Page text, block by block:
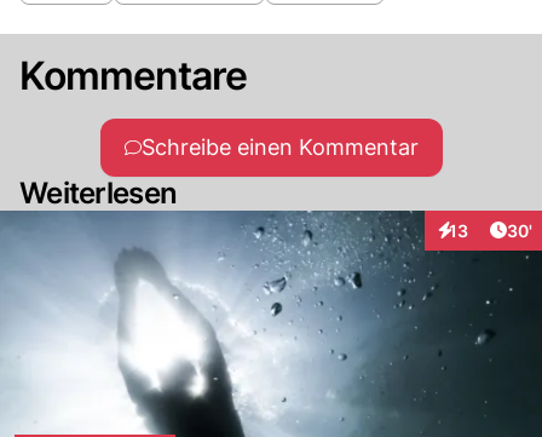
Kommentare
Schreibe einen Kommentar
Weiterlesen
13
Interaktionen
30'